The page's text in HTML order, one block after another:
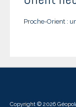
Proche-Orient :
Copyright © 2026